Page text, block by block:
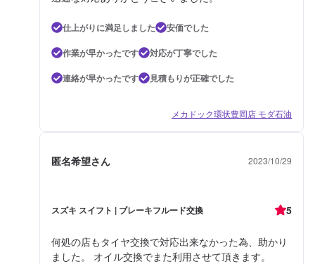
仕上がりに満足しました
安価でした
作業が早かったです
対応が丁寧でした
連絡が早かったです
見積もりが正確でした
メカドック環状豊岡店 モダ石油
匿名希望さん 2023/10/29
スズキ スイフト | ブレーキフルード交換 5
何処の店もタイヤ交換で対応出来なかった為、助かり
ました。 オイル交換でまた利用させて頂きます。